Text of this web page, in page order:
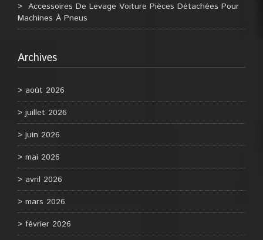
Accessoires De Levage Voiture Pièces Détachées Pour
Machines À Pneus
Archives
août 2026
juillet 2026
juin 2026
mai 2026
avril 2026
mars 2026
février 2026